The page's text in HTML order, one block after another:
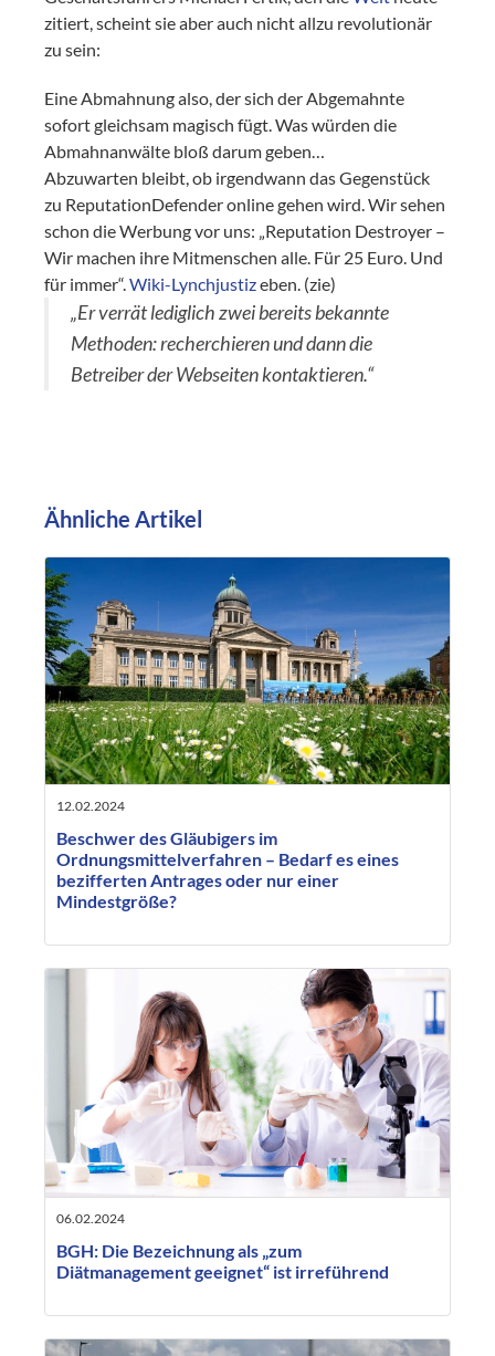
zitiert, scheint sie aber auch nicht allzu revolutionär
zu sein:
Eine Abmahnung also, der sich der Abgemahnte
sofort gleichsam magisch fügt. Was würden die
Abmahnanwälte bloß darum geben…
Abzuwarten bleibt, ob irgendwann das Gegenstück
zu ReputationDefender online gehen wird. Wir sehen
schon die Werbung vor uns: „Reputation Destroyer –
Wir machen ihre Mitmenschen alle. Für 25 Euro. Und
für immer“.Wiki-Lynchjustizeben. (zie)
„Er verrät lediglich zwei bereits bekannte
Methoden: recherchieren und dann die
Betreiber der Webseiten kontaktieren.“
Ähnliche Artikel
12.02.2024
Beschwer des Gläubigers im
Ordnungsmittelverfahren – Bedarf es eines
bezifferten Antrages oder nur einer
Mindestgröße?
06.02.2024
BGH: Die Bezeichnung als „zum
Diätmanagement geeignet“ ist irreführend